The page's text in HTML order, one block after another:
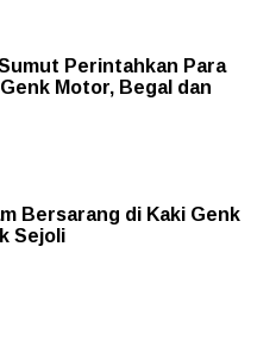
Perintahkan Para
Motor, Begal dan
Bersarang di Kaki Genk
Sejoli